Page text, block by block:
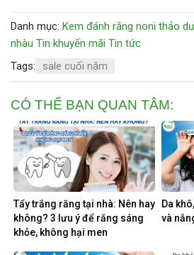
Danh mục: Kem đánh răng noni thảo
nhàu Tin khuyến mãi Tin tức
Tags:
sale cuối năm
CÓ THỂ BẠN QUAN TÂM:
Tẩy trắng răng tại nhà: Nên hay
không? 3 lưu ý để răng sáng
khỏe, không hại men
Da
và